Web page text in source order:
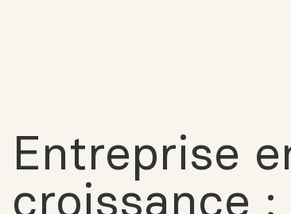
Entreprise
croissance